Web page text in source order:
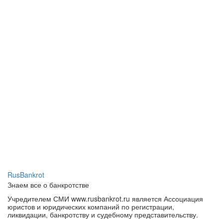
RusBankrot
Знаем все о банкротстве
Учредителем СМИ www.rusbankrot.ru является Ассоциация
юристов и юридических компаний по регистрации,
ликвидации, банкротству и судебному представительству.